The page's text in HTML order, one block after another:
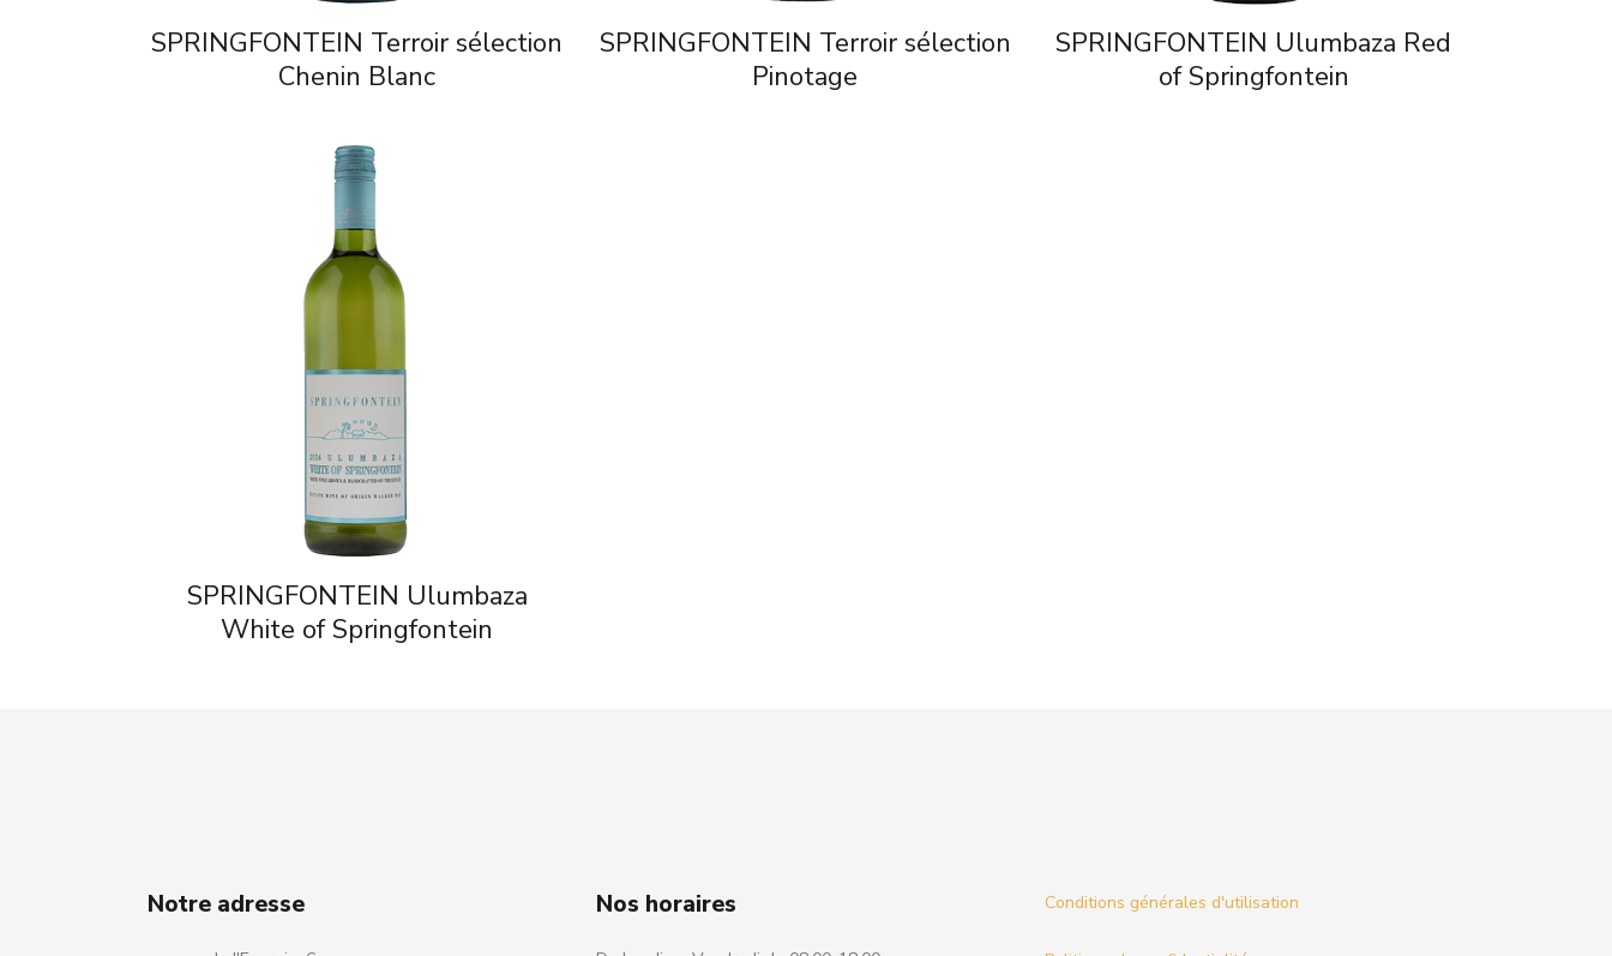
SPRINGFONTEIN Terroir sélection
Chenin Blanc
SPRINGFONTEIN Terroir sélection
Pinotage
SPRINGFONTEIN Ulumbaza Red
of Springfontein
SPRINGFONTEIN Ulumbaza
White of Springfontein
Notre adresse Nos horaires Conditions générales d'utilisation